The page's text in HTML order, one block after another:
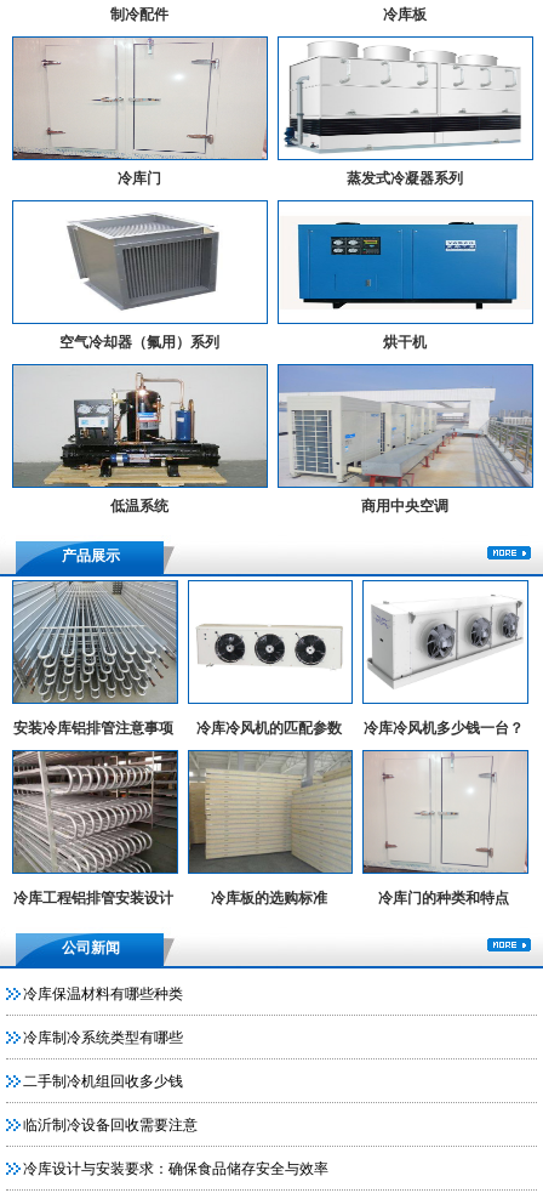
制冷配件 冷库板
冷库门 蒸发式冷凝器系列
空气冷却器（氟用）系列 烘干机
低温系统 商用中央空调
产品展示
安装冷库铝排管注意事项 冷库冷风机的匹配参数 冷库冷风机多少钱一台？
冷库工程铝排管安装设计
冷库板的选购标准 冷库门的种类和特点
公司新闻
冷库保温材料有哪些种类
冷库制冷系统类型有哪些
二手制冷机组回收多少钱
临沂制冷设备回收需要注意
冷库设计与安装要求：确保食品储存安全与效率